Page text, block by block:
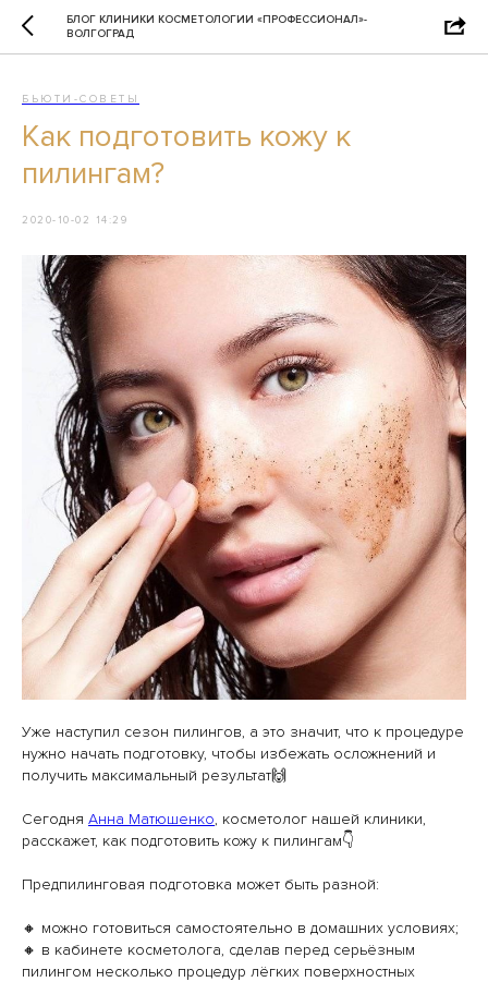
БЛОГ КЛИНИКИ КОСМЕТОЛОГИИ «ПРОФЕССИОНАЛ»-
ВОЛГОГРАД
БЬЮТИ-СОВЕТЫ
Как подготовить кожу к
пилингам?
2020-10-02 14:29
Уже наступил сезон пилингов, а это значит, что к процедуре
нужно начать подготовку, чтобы избежать осложнений и
получить максимальный результат🙌
Сегодня Анна Матюшенко, косметолог нашей клиники,
расскажет, как подготовить кожу к пилингам👇
Предпилинговая подготовка может быть разной:
🔸 можно готовиться самостоятельно в домашних условиях;
🔸 в кабинете косметолога, сделав перед серьёзным
пилингом несколько процедур лёгких поверхностных